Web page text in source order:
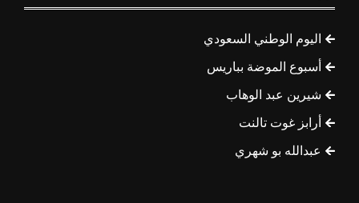
اليوم الوطني السعودي
أسبوع الموضة بباريس
شيرين عبد الوهاب
أرابز غوت تالنت
عبدالله بو شهري